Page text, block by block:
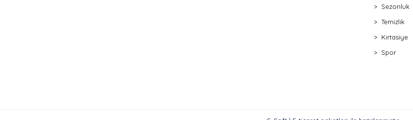
Sezonluk
Temizlik
Kırtasiye
Spor